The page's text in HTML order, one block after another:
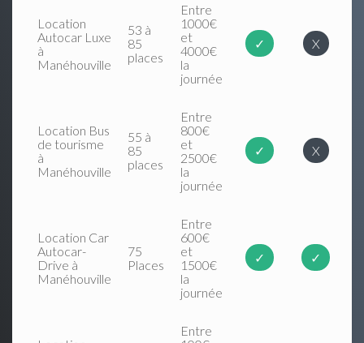
Location
Autocar Luxe
à
Manéhouville
53 à
85
places
Entre
1000€
et
4000€
la
journée
✓ X
Location Bus
de tourisme
à
Manéhouville
55 à
85
places
Entre
800€
et
2500€
la
journée
✓ X
Location Car
Autocar-
Drive à
Manéhouville
75
Places
Entre
600€
et
1500€
la
journée
✓ ✓
Entre